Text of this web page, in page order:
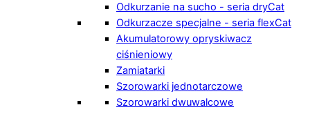
Odkurzanie na sucho - seria dryCat
Odkurzacze specjalne - seria flexCat
Akumulatorowy opryskiwacz
ciśnieniowy
Zamiatarki
Szorowarki jednotarczowe
Szorowarki dwuwalcowe